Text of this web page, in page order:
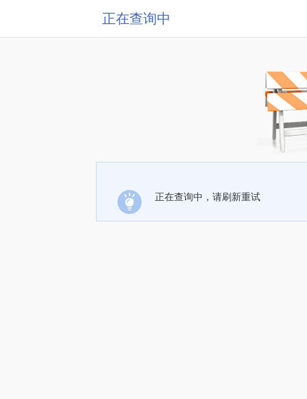
正在查询中
正在查询中，请刷新重试